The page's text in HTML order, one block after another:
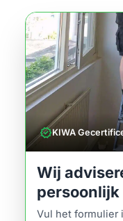
verifiedKIWA
Wij
persoonlijk
Vul het formulier